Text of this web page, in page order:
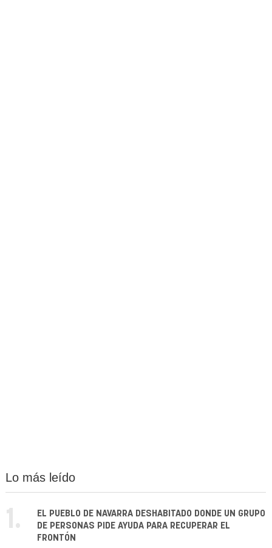
Lo más leído
1.
EL PUEBLO DE NAVARRA DESHABITADO DONDE UN GRUPO
DE PERSONAS PIDE AYUDA PARA RECUPERAR EL
FRONTÓN